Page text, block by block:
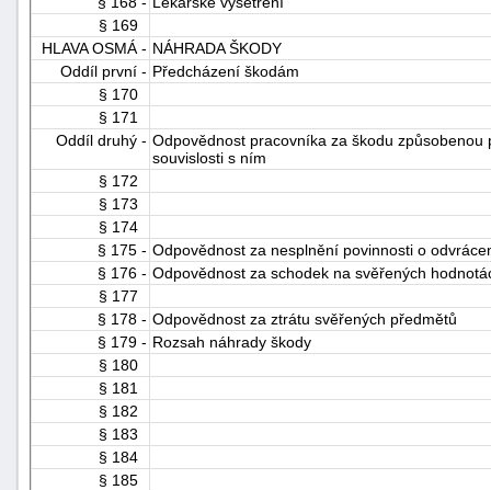
§ 169
HLAVA OSMÁ - NÁHRADA ŠKODY
Oddíl první - Předcházení škodám
§ 170
§ 171
Oddíl druhý - Odpovědnost pracovníka za škodu
souvislosti s ním
§ 172
§ 173
§ 174
§ 175 - Odpovědnost za nesplnění povinnosti o
§ 176 - Odpovědnost za schodek na svěřených
§ 177
§ 178 - Odpovědnost za ztrátu svěřených předmětů
§ 179 - Rozsah náhrady škody
§ 180
§ 181
§ 182
§ 183
§ 184
§ 185